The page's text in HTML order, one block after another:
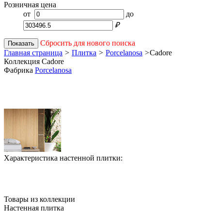
Розничная цена
от
до
₽
Показать
Сбросить для нового поиска
Главная страница > Плитка > Porcelanosa >Cadore
Коллекция Cadore
Фабрика Porcelanosa
Характеристика настенной плитки:
Товары из коллекции
Настенная плитка